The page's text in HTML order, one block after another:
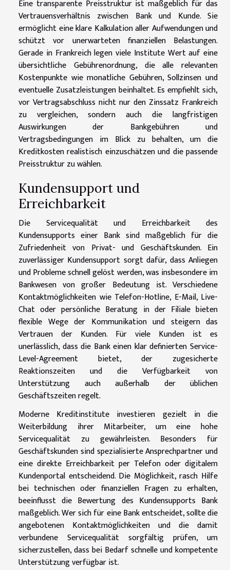
Eine transparente Preisstruktur ist maßgeblich für das
Vertrauensverhältnis zwischen Bank und Kunde. Sie
ermöglicht eine klare Kalkulation aller Aufwendungen und
schützt vor unerwarteten finanziellen Belastungen.
Gerade in Frankreich legen viele Institute Wert auf eine
übersichtliche Gebührenordnung, die alle relevanten
Kostenpunkte wie monatliche Gebühren, Sollzinsen und
eventuelle Zusatzleistungen beinhaltet. Es empfiehlt sich,
vor Vertragsabschluss nicht nur den Zinssatz Frankreich
zu vergleichen, sondern auch die langfristigen
Auswirkungen der Bankgebühren und
Vertragsbedingungen im Blick zu behalten, um die
Kreditkosten realistisch einzuschätzen und die passende
Preisstruktur zu wählen.
Kundensupport und
Erreichbarkeit
Die Servicequalität und Erreichbarkeit des
Kundensupports einer Bank sind maßgeblich für die
Zufriedenheit von Privat- und Geschäftskunden. Ein
zuverlässiger Kundensupport sorgt dafür, dass Anliegen
und Probleme schnell gelöst werden, was insbesondere im
Bankwesen von großer Bedeutung ist. Verschiedene
Kontaktmöglichkeiten wie Telefon-Hotline, E-Mail, Live-
Chat oder persönliche Beratung in der Filiale bieten
flexible Wege der Kommunikation und steigern das
Vertrauen der Kunden. Für viele Kunden ist es
unerlässlich, dass die Bank einen klar definierten Service-
Level-Agreement bietet, der zugesicherte
Reaktionszeiten und die Verfügbarkeit von
Unterstützung auch außerhalb der üblichen
Geschäftszeiten regelt.
Moderne Kreditinstitute investieren gezielt in die
Weiterbildung ihrer Mitarbeiter, um eine hohe
Servicequalität zu gewährleisten. Besonders für
Geschäftskunden sind spezialisierte Ansprechpartner und
eine direkte Erreichbarkeit per Telefon oder digitalem
Kundenportal entscheidend. Die Möglichkeit, rasch Hilfe
bei technischen oder finanziellen Fragen zu erhalten,
beeinflusst die Bewertung des Kundensupports Bank
maßgeblich. Wer sich für eine Bank entscheidet, sollte die
angebotenen Kontaktmöglichkeiten und die damit
verbundene Servicequalität sorgfältig prüfen, um
sicherzustellen, dass bei Bedarf schnelle und kompetente
Unterstützung verfügbar ist.